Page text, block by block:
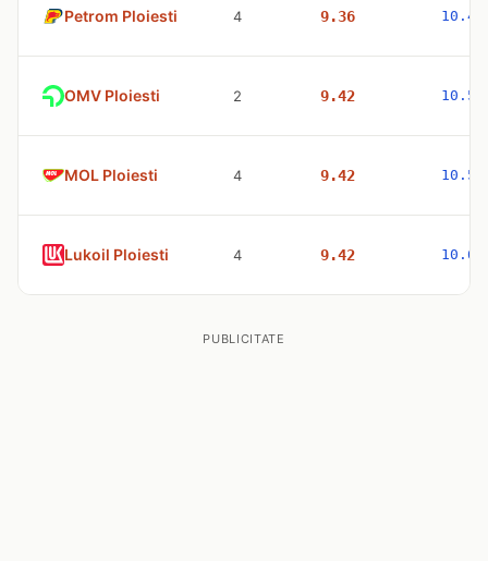
Petrom Ploiesti 4 9.36 10.47
OMV Ploiesti 2 9.42 10.53
MOL Ploiesti 4 9.42 10.53
Lukoil Ploiesti 4 9.42 10.63
PUBLICITATE